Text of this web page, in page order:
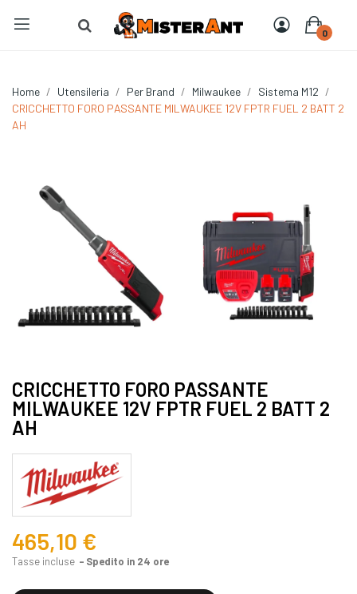
0
Home Utensileria Per Brand Milwaukee
Sistema M12
CRICCHETTO FORO PASSANTE MILWAUKEE 12V FPTR FUEL 2 BATT 2
AH
CRICCHETTO FORO PASSANTE
MILWAUKEE 12V FPTR FUEL 2 BATT 2
AH
465,10 €
Tasse incluse Spedito in 24 ore